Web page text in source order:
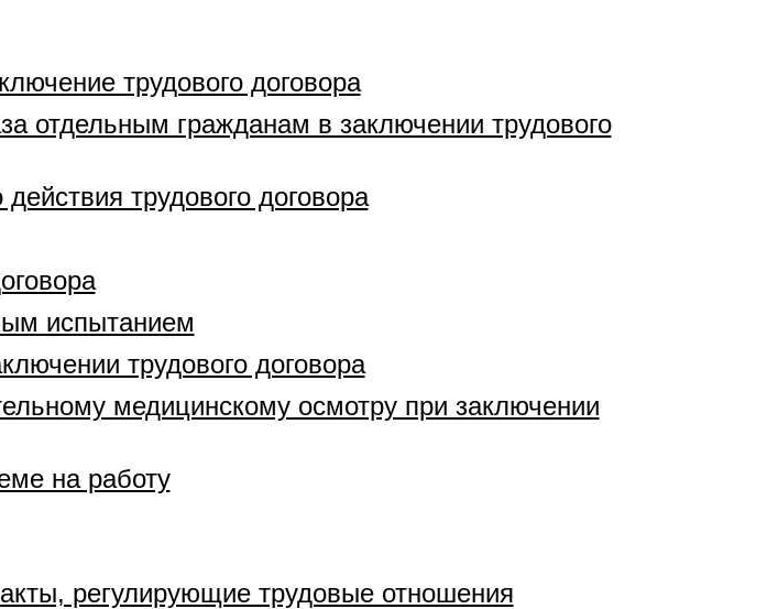
трудового договора
отдельным гражданам в заключении трудового
трудового договора
испытанием
трудового договора
медицинскому осмотру при заключении
на работу
регулирующие трудовые отношения